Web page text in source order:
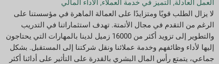
العمل العادلة, التميز في خدمة العملاء,
الأداء المالي
لا يزال الطلب قويًا ومتزايدًا على العمالة الماهرة في مؤسستنا على
الرغم من التقدم في مجال الأتمتة. تهدف استثماراتنا في التدريب
والتطوير إلى تزويد أكثر من 16000 زميل لدينا بالمهارات التي يحتاجون
إليها لأداء وظائفهم وخدمة عملائنا ونقل شركتنا إلى المستقبل. بشكل
جماعي، يتمتع رأس المال البشري بالقدرة على التأثير على أدائنا أكثر